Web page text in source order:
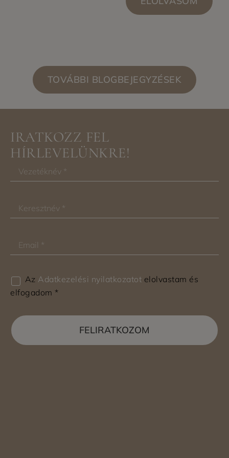
TOVÁBBI BLOGBEJEGYZÉSEK
IRATKOZZ FEL
HÍRLEVELÜNKRE!
Az Adatkezelési nyilatkozatot elolvastam és
elfogadom *
FELIRATKOZOM